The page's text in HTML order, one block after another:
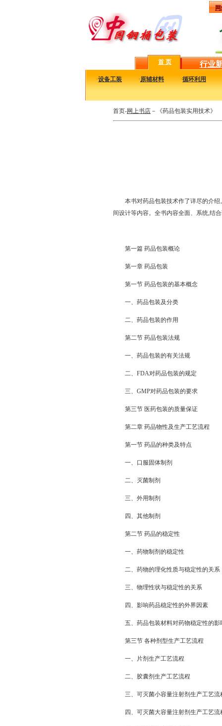
首 页 行业
·设备工装 ·原辅材料 ·循环利用
首页-网上书店 －《药品包装实用技术》
本书对药品包装技术作了详尽的介
间设计等内容。全书内容全面、系统,结
第一篇 药品包装概论
第一章 药品包装
第一节 药品包装的基本概念
一、药品包装及分类
二、药品包装的作用
第二节 药品包装法规
一、药品包装的有关法规
二、FDA对药品包装的规定
三、GMP对药品包装的要求
第三节 医药包装的质量保证
第二章 药品物性及生产工艺流程
第一节 药品的种类及特点
一、口服固体制剂
二、灭菌制剂
三、外用制剂
四、其他制剂
第二节 药品的稳定性
一、药物制剂的稳定性
二、药物的理化性质与稳定性的关系
三、物理性状与稳定性的关系
四、影响药品稳定性的外界因素
五、药品包装材料对药物稳定性的影
第三节 各种剂型生产工艺流程
一、片剂生产工艺流程
二、胶囊剂生产工艺流程
三、可灭菌小容量注射剂生产工艺流
四、可灭菌大容量注射剂生产工艺流